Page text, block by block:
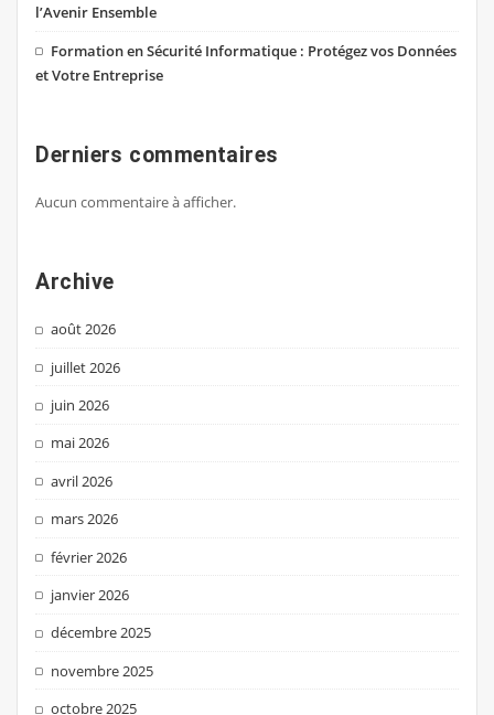
l’Avenir Ensemble
Formation en Sécurité Informatique : Protégez vos Données
et Votre Entreprise
Derniers commentaires
Aucun commentaire à afficher.
Archive
août 2026
juillet 2026
juin 2026
mai 2026
avril 2026
mars 2026
février 2026
janvier 2026
décembre 2025
novembre 2025
octobre 2025